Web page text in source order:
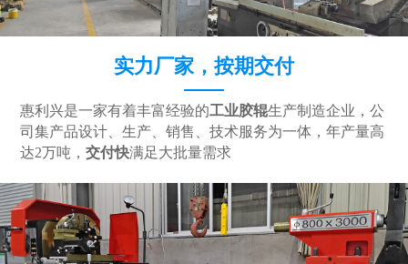
实力厂家，按期交付
惠利兴是一家有着丰富经验的工业胶辊生产制造企业，公
司集产品设计、生产、销售、技术服务为一体，年产量高
达2万吨，交付快满足大批量需求